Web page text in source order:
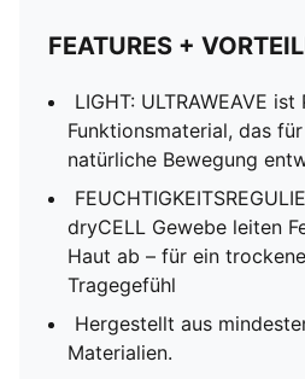
FEATURES +
LIGHT: ULTRAWEAVE
Funktionsmaterial, das
natürliche Bewegung
dryCELL Gewebe leiten
Haut ab – für ein
Tragegefühl
Hergestellt aus
Materialien.